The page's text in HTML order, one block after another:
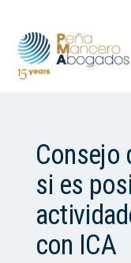
Consejo
si es
con ICA